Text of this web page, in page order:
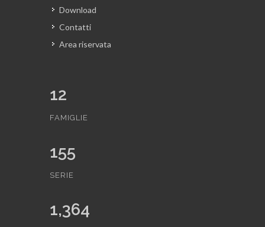
Download
Contatti
Area riservata
12
FAMIGLIE
155
SERIE
1,364